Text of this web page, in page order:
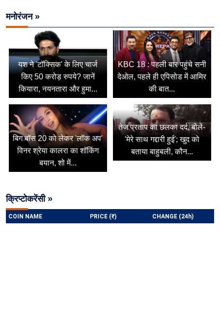
मनोरंजन »
यश ने 'टॉक्सिक' के लिए चार्ज
किए 50 करोड़ रुपये? जानें
कियारा, नयनतारा और हुमा...
KBC 18 : पहली बार पहुंचे सनी
देओल, पहले ही एपिसोड में आमिर
की बात...
बिग बॉस 20 को लेकर 'लॉक अप'
विनर श्रेया कालरा का शॉकिंग
बयान, शो में...
तेज प्रताप का छलका दर्द, बोले-
'मेरे साथ गद्दारी हुई'; खुद को
बताया बाहुबली, कौन...
क्रिप्टोकरेंसी »